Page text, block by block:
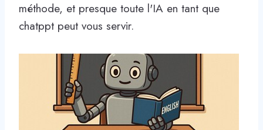
méthode, et presque toute l'IA en tant que
chatppt peut vous servir.